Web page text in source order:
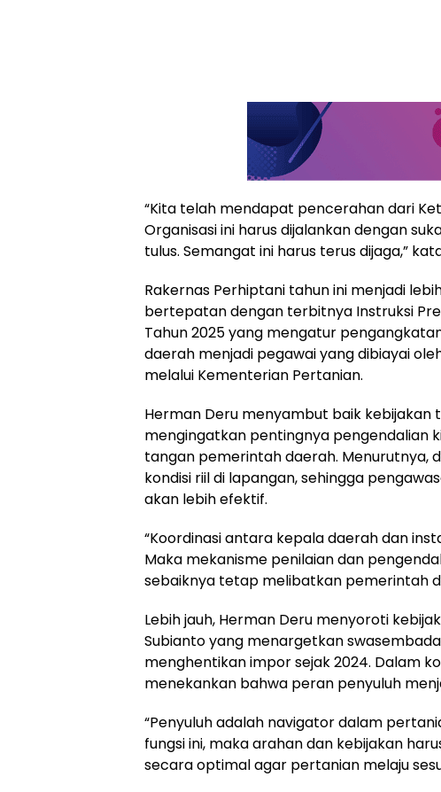
“Kita telah mendapat pencerahan dari
Organisasi ini harus dijalankan dengan
tulus. Semangat ini harus terus dijaga,”
Rakernas Perhiptani tahun ini menjadi
bertepatan dengan terbitnya Instruksi
Tahun 2025 yang mengatur
daerah menjadi pegawai yang dibiayai
melalui Kementerian Pertanian.
Herman Deru menyambut baik kebijakan
mengingatkan pentingnya pengendalian
tangan pemerintah daerah. Menurutnya,
kondisi riil di lapangan, sehingga
akan lebih efektif.
“Koordinasi antara kepala daerah dan
Maka mekanisme penilaian dan
sebaiknya tetap melibatkan pemerintah
Lebih jauh, Herman Deru menyoroti
Subianto yang menargetkan
menghentikan impor sejak 2024. Dalam
menekankan bahwa peran penyuluh
“Penyuluh adalah navigator dalam
fungsi ini, maka arahan dan kebijakan
secara optimal agar pertanian melaju